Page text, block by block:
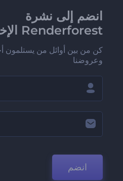
انضم إلى نشرة
Renderforest الإخبارية
كن من بين أوائل من يستلمون
وعروضنا
انضم